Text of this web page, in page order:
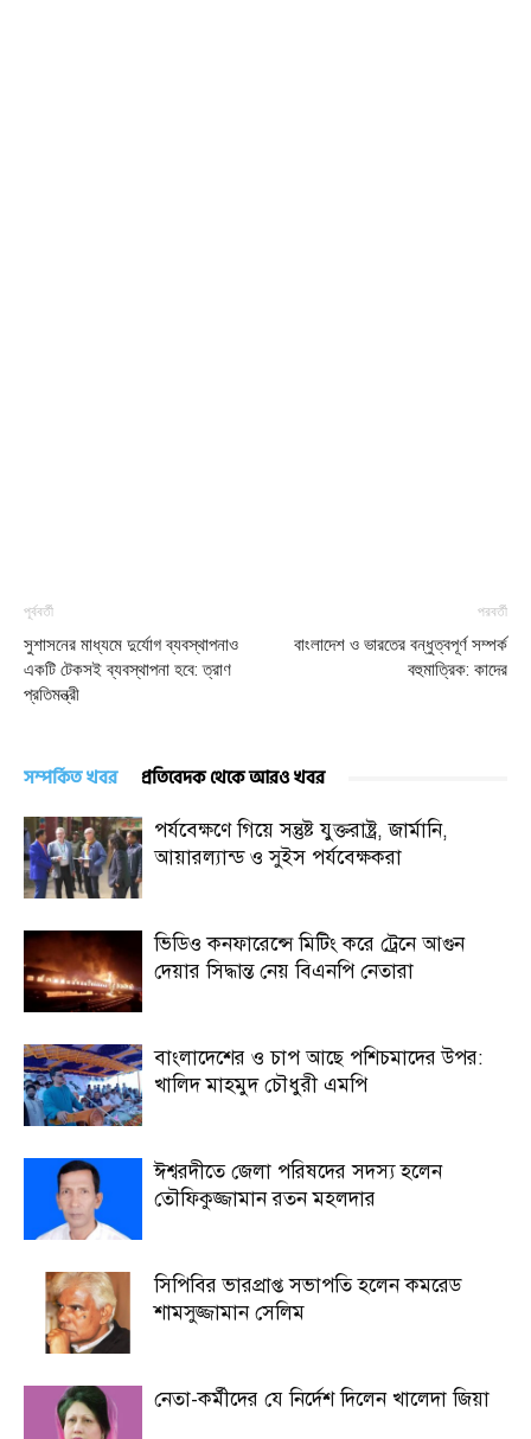
পূর্ববর্তী
সুশাসনের মাধ্যমে দুর্যোগ ব্যবস্থাপনাও
একটি টেকসই ব্যবস্থাপনা হবে: ত্রাণ
প্রতিমন্ত্রী
পরবর্তী
বাংলাদেশ ও ভারতের বন্ধুত্বপূর্ণ সম্পর্ক
বহুমাত্রিক: কাদের
সম্পর্কিত খবর প্রতিবেদক থেকে আরও খবর
পর্যবেক্ষণে গিয়ে সন্তুষ্ট যুক্তরাষ্ট্র, জার্মানি,
আয়ারল্যান্ড ও সুইস পর্যবেক্ষকরা
ভিডিও কনফারেন্সে মিটিং করে ট্রেনে আগুন
দেয়ার সিদ্ধান্ত নেয় বিএনপি নেতারা
বাংলাদেশের ও চাপ আছে পশিচমাদের উপর:
খালিদ মাহমুদ চৌধুরী এমপি
ঈশ্বরদীতে জেলা পরিষদের সদস্য হলেন
তৌফিকুজ্জামান রতন মহলদার
সিপিবির ভারপ্রাপ্ত সভাপতি হলেন কমরেড
শামসুজ্জামান সেলিম
নেতা-কর্মীদের যে নির্দেশ দিলেন খালেদা জিয়া